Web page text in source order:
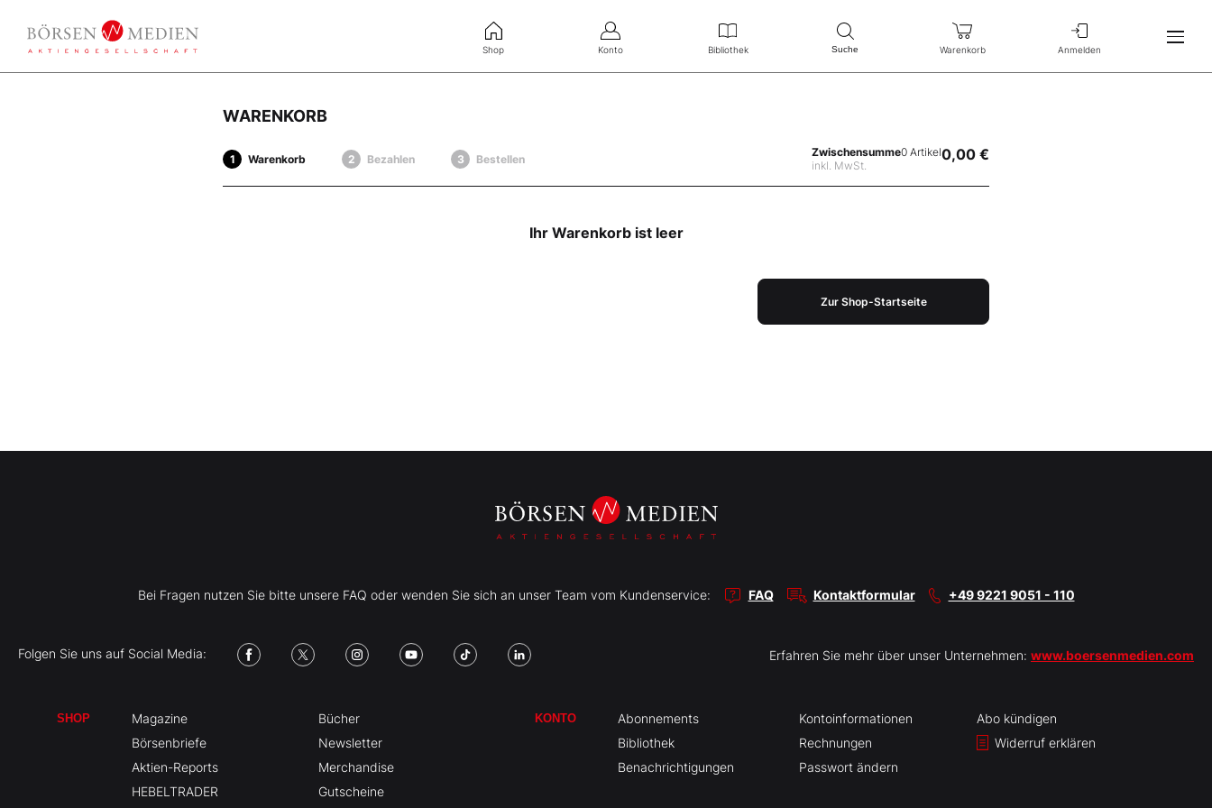
Shop Konto Bibliothek Suche Warenkorb Anmelden
WARENKORB
Warenkorb Bezahlen Bestellen
Zwischensumme
inkl. MwSt.
0 Artikel0,00 €
Ihr Warenkorb ist leer
Zur Shop-Startseite
Bei Fragen nutzen Sie bitte unsere FAQ oder wenden Sie sich an unser Team vom Kundenservice: FAQ Kontaktformular +49 9221 9051 - 110
Folgen Sie uns auf Social Media: Erfahren Sie mehr über unser Unternehmen: www.boersenmedien.com
SHOP
Magazine
Börsenbriefe
Aktien-Reports
HEBELTRADER
Bücher
Newsletter
Merchandise
Gutscheine
KONTO
Abonnements
Bibliothek
Benachrichtigungen
Kontoinformationen
Rechnungen
Passwort ändern
Abo kündigen
Widerruf erklären